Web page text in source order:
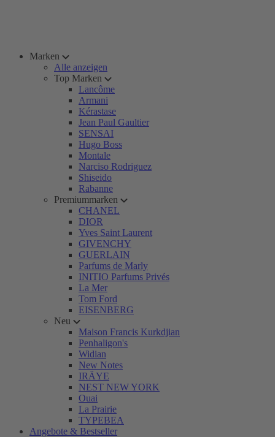
Marken
Alle anzeigen
Top Marken
Lancôme
Armani
Kérastase
Jean Paul Gaultier
SENSAI
Hugo Boss
Montale
Narciso Rodriguez
Shiseido
Rabanne
Premiummarken
CHANEL
DIOR
Yves Saint Laurent
GIVENCHY
GUERLAIN
Parfums de Marly
INITIO Parfums Privés
La Mer
Tom Ford
EISENBERG
Neu
Maison Francis Kurkdjian
Penhaligon's
Widian
New Notes
IRÄYE
NEST NEW YORK
Ouai
La Prairie
TYPEBEA
Angebote & Bestseller